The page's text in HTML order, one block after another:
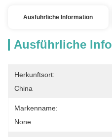
Ausführliche Information
Ausführliche
Herkunftsort:
China
Markenname:
None